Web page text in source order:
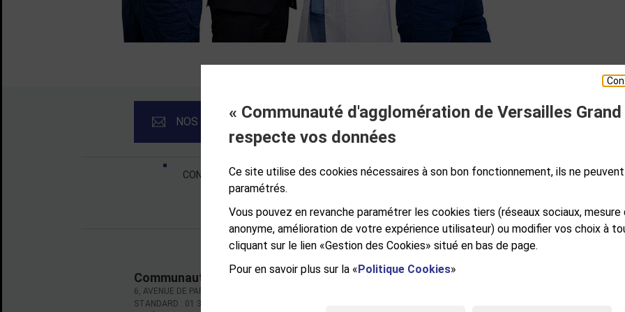
« Communauté d'agglomération de Versailles Grand
respecte vos données
Ce site utilise des cookies nécessaires à son bon fonctionnement, ils ne
paramétrés.
Vous pouvez en revanche paramétrer les cookies tiers (réseaux sociaux, mesure
anonyme, amélioration de votre expérience utilisateur) ou modifier vos choix à
cliquant sur le lien «Gestion des Cookies» situé en bas de page.
Pour en savoir plus sur la «Politique Cookies»
NOS NEWSLETTERS ESPACE PRESSE
Liens bas de page
CONTACT MENTIONS LÉGALES PLAN DE SITE ACCESSIBILITÉ NUMÉRIQUE
GESTION DES COOKIES
Communauté d'agglomération de Versailles Grand Parc
6, AVENUE DE PARIS - CS 10922 - 78009 VERSAILLES CEDEX
STANDARD : 01 39 66 30 00 - OUVERT DU LUNDI AU VENDREDI DE 9H À 12H ET DE